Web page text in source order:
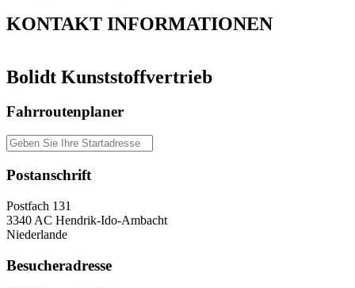
KONTAKT INFORMATIONEN
Bolidt Kunststoffvertrieb
Fahrroutenplaner
Postanschrift
Postfach 131
3340 AC Hendrik-Ido-Ambacht
Niederlande
Besucheradresse